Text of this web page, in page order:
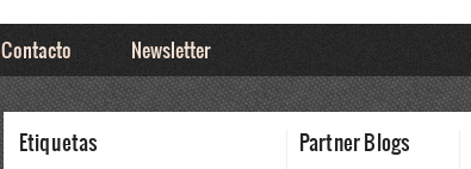
Contacto Newsletter
Etiquetas Partner Blogs